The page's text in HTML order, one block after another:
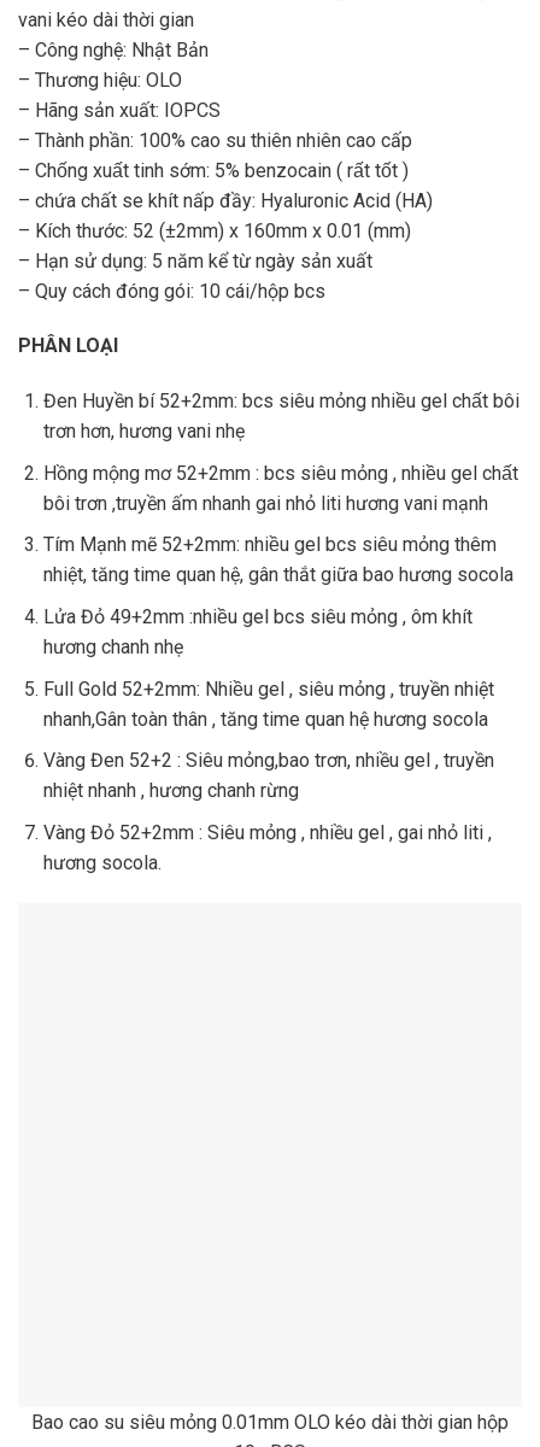
vani kéo dài thời gian
– Công nghệ: Nhật Bản
– Thương hiệu: OLO
– Hãng sản xuất: IOPCS
– Thành phần: 100% cao su thiên nhiên cao cấp
– Chống xuất tinh sớm: 5% benzocain ( rất tốt )
– chứa chất se khít nấp đầy: Hyaluronic Acid (HA)
– Kích thước: 52 (±2mm) x 160mm x 0.01 (mm)
– Hạn sử dụng: 5 năm kể từ ngày sản xuất
– Quy cách đóng gói: 10 cái/hộp bcs
PHÂN LOẠI
Đen Huyền bí 52+2mm: bcs siêu mỏng nhiều gel chất bôi
trơn hơn, hương vani nhẹ
Hồng mộng mơ 52+2mm : bcs siêu mỏng , nhiều gel chất
bôi trơn ,truyền ấm nhanh gai nhỏ liti hương vani mạnh
Tím Mạnh mẽ 52+2mm: nhiều gel bcs siêu mỏng thêm
nhiệt, tăng time quan hệ, gân thắt giữa bao hương socola
Lửa Đỏ 49+2mm :nhiều gel bcs siêu mỏng , ôm khít
hương chanh nhẹ
Full Gold 52+2mm: Nhiều gel , siêu mỏng , truyền nhiệt
nhanh,Gân toàn thân , tăng time quan hệ hương socola
Vàng Đen 52+2 : Siêu mỏng,bao trơn, nhiều gel , truyền
nhiệt nhanh , hương chanh rừng
Vàng Đỏ 52+2mm : Siêu mỏng , nhiều gel , gai nhỏ liti ,
hương socola.
Bao cao su siêu mỏng 0.01mm OLO kéo dài thời gian hộp